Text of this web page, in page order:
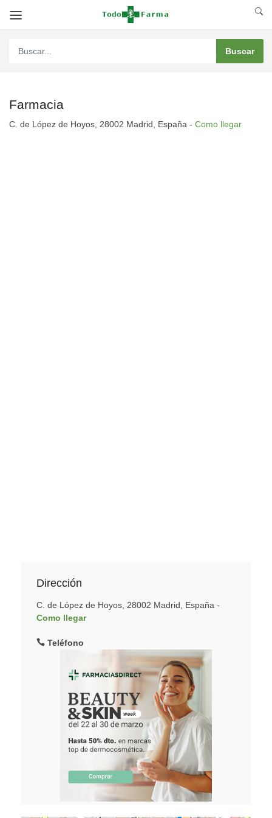
Farmacia
C. de López de Hoyos, 28002 Madrid, España - Como llegar
Dirección
C. de López de Hoyos, 28002 Madrid, España -
Como llegar
Teléfono